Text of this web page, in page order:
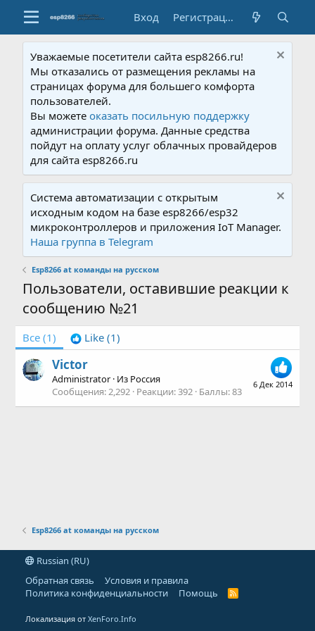
Вход Регистрация
Уважаемые посетители сайта esp8266.ru!
Мы отказались от размещения рекламы на
страницах форума для большего комфорта
пользователей.
Вы можетеоказать посильную поддержку
администрации форума. Данные средства
пойдут на оплату услуг облачных провайдеров
для сайта esp8266.ru
Система автоматизации с открытым
исходным кодом на базе esp8266/esp32
микроконтроллеров и приложения IoT Manager.
Наша группа в Telegram
Esp8266 at команды на русском
Пользователи, оставившие реакции к
сообщению №21
Все (1) Like (1)
6 Дек 2014
Victor
Administrator · Из Россия
Сообщения 2,292 Реакции 392 Баллы 83
Esp8266 at команды на русском
Russian (RU)
Обратная связь
Условия и правила
Политика конфиденциальности
Помощь
R
Локализация отXenForo.Info